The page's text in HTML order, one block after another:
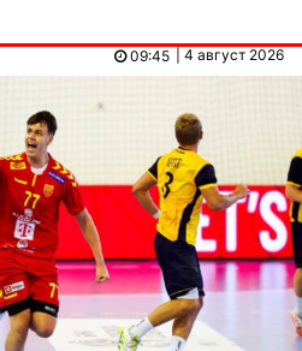
| 4 август 2026
09:45